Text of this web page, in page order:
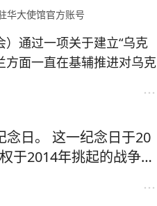
组织的负面评价。俄罗斯
公约》，以便全面遵守该
方表示，希望所有国家避
《联合国海洋法公约》既
域资源能够以有序、安全
趣，可以访问项目官网
文，还有各民族作家、诗
文学资料，全面展现了20
军队，借鉴了苏联武装力
视政治工作及军事管理体
助：大规模供应武器、弹
中国军人并肩作战。整个
华大使馆官方账号
通过一项关于建立“乌克
方面一直在基辅推进对乌克
日。 这一纪念日于20
于2014年挑起的战争中
和国平民展开了大规模